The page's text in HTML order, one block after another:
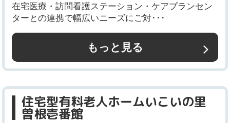
在宅医療・訪問看護ステーション・ケアプランセン
ターとの連携で幅広いニーズにご対･･･
もっと見る
住宅型有料老人ホームいこいの里
曽根壱番館